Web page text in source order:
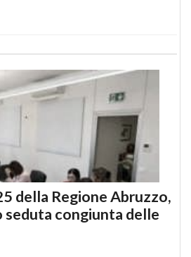
della Regione Abruzzo,
seduta congiunta delle